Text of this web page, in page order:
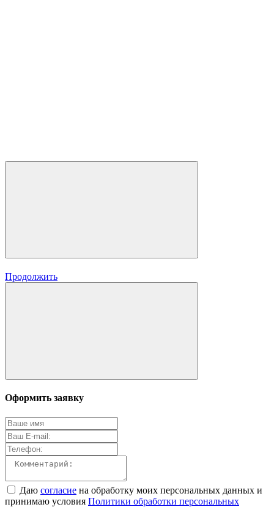
Продолжить
Оформить заявку
Даю согласие на обработку моих персональных данных и
принимаю условия Политики обработки персональных